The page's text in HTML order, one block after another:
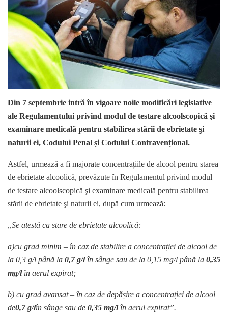
Din 7 septembrie intră în vigoare noile modificări legislative
ale Regulamentului privind modul de testare alcoolscopică şi
examinare medicală pentru stabilirea stării de ebrietate şi
naturii ei, Codului Penal și Codului Contravențional.
Astfel, urmează a fi majorate concentrațiile de alcool pentru starea
de ebrietate alcoolică, prevăzute în Regulamentul privind modul
de testare alcoolscopică şi examinare medicală pentru stabilirea
stării de ebrietate şi naturii ei, după cum urmează:
,,Se atestă ca stare de ebrietate alcoolică:
a)cu grad minim – în caz de stabilire a concentrației de alcool de
la 0,3 g/l până la 0,7 g/lîn sânge sau de la 0,15 mg/l până la 0,35
mg/lîn aerul expirat;
b) cu grad avansat – în caz de depășire a concentrației de alcool
de0,7 g/lîn sânge sau de 0,35 mg/lîn aerul expirat”.